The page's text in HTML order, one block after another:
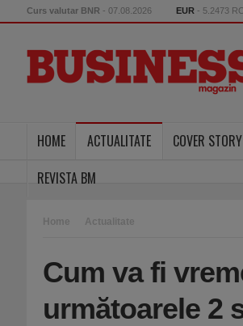
Curs valutar BNR - 07.08.2026 EUR - 5.2473
HOME ACTUALITATE COVER STORY
REVISTA BM
Home Actualitate
Cum va fi
următoarele 2